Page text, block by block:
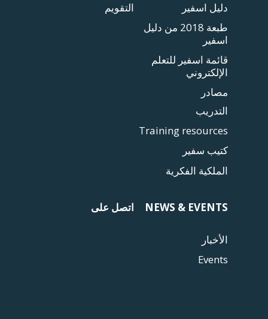
دليل اسفير
طبعة 2018 من دليل
اسفير
قائمة اسفير للتعلم
الإلكتروني
مصادر
التدريب
Training resources
كتيب سفير
الملكية الفكرية
التقويم
NEWS & EVENTS
الأخبار
Events
اتصل على